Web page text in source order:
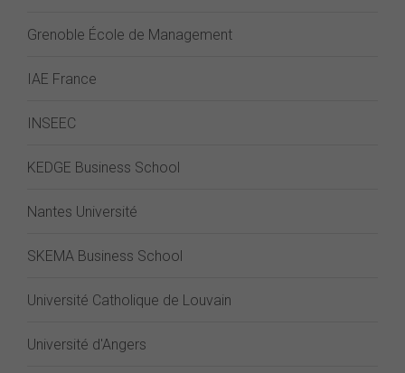
Grenoble École de Management
IAE France
INSEEC
KEDGE Business School
Nantes Université
SKEMA Business School
Université Catholique de Louvain
Université d'Angers